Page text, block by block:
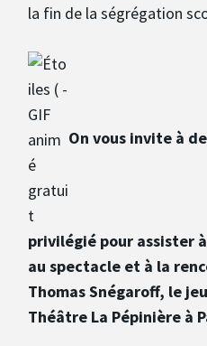
la fin de la ségrégation
On vous invite à
privilégié pour assister
au spectacle et à la
Thomas Snégaroff, le
Théâtre La Pépinière à